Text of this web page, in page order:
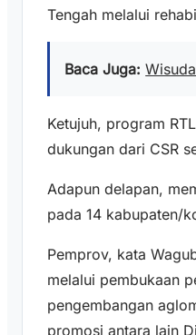
Tengah melalui
Baca Juga:
Ketujuh, program
dukungan dari CSR
Adapun delapan,
pada 14 kabupaten/
Pemprov, kata
melalui pembukaan
pengembangan
promosi antara lain